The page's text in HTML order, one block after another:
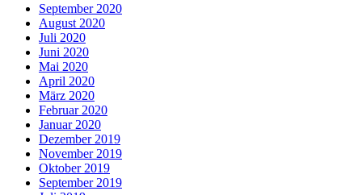
September 2020
August 2020
Juli 2020
Juni 2020
Mai 2020
April 2020
März 2020
Februar 2020
Januar 2020
Dezember 2019
November 2019
Oktober 2019
September 2019